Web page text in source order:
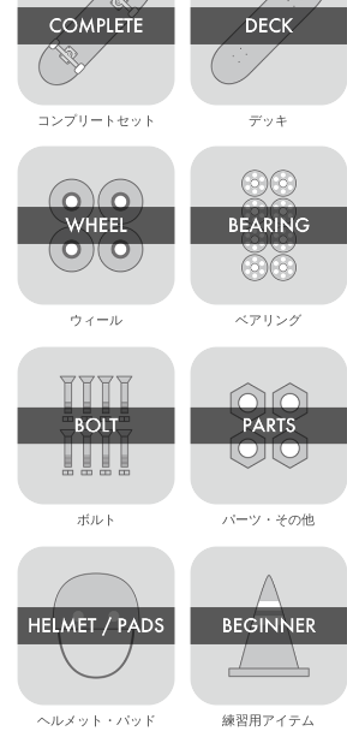
コンプリートセット デッキ
ウィール ベアリング
ボルト パーツ・その他
ヘルメット・パッド 練習用アイテム